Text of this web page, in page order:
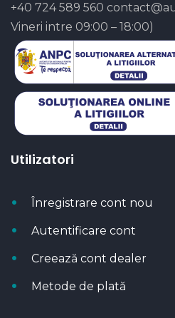
+40 724 589 560
Vineri intre 09:00 – 18:00)
Utilizatori
Înregistrare cont nou
Autentificare cont
Creează cont dealer
Metode de plată